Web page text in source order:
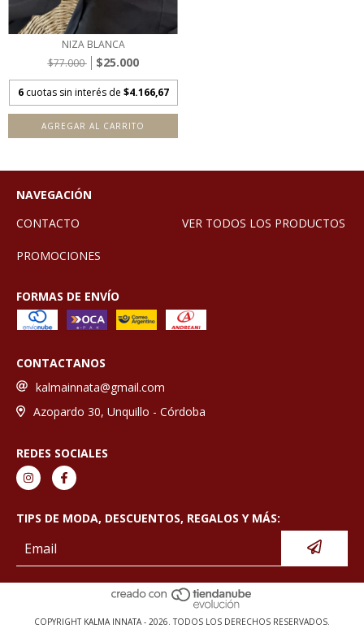
NIZA BLANCA
$77.000
$25.000
6 cuotas sin interés de $4.166,67
AGREGAR AL CARRITO
NAVEGACIÓN
CONTACTO
VER TODOS LOS PRODUCTOS
PROMOCIONES
FORMAS DE ENVÍO
CONTACTANOS
kalmainnata@gmail.com
Azopardo 30, Unquillo - Córdoba
REDES SOCIALES
TIPS DE MODA, DESCUENTOS, REGALOS Y MÁS:
COPYRIGHT KALMA INNATA - 2026. TODOS LOS DERECHOS RESERVADOS.